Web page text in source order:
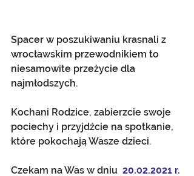
Spacer w poszukiwaniu krasnali z
wrocławskim przewodnikiem to
niesamowite przeżycie dla
najmłodszych.
Kochani Rodzice, zabierzcie swoje
pociechy i przyjdźcie na spotkanie,
które pokochają Wasze dzieci.
Czekam na Was w dniu 20.02.2021 r.